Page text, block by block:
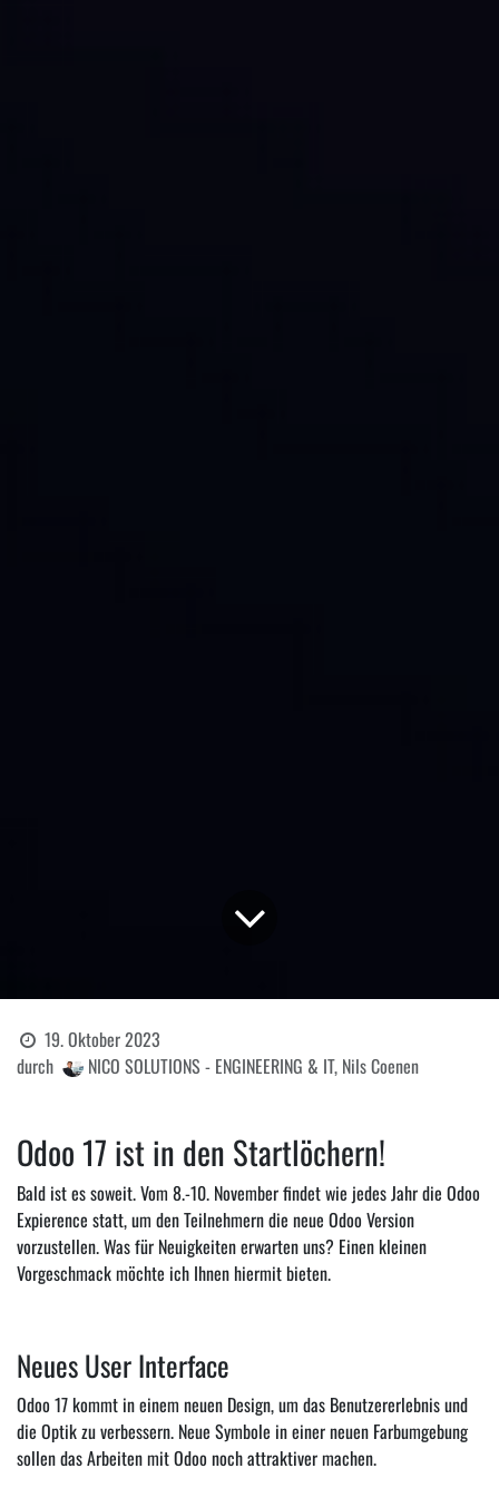
19. Oktober 2023
durch
NICO SOLUTIONS - ENGINEERING & IT, Nils Coenen
Odoo 17 ist in den Startlöchern!
Bald ist es soweit. Vom 8.-10. November findet wie jedes Jahr die Odoo
Expierence statt, um den Teilnehmern die neue Odoo Version
vorzustellen. Was für Neuigkeiten erwarten uns? Einen kleinen
Vorgeschmack möchte ich Ihnen hiermit bieten.
Neues User Interface
Odoo 17 kommt in einem neuen Design, um das Benutzererlebnis und
die Optik zu verbessern. Neue Symbole in einer neuen Farbumgebung
sollen das Arbeiten mit Odoo noch attraktiver machen.